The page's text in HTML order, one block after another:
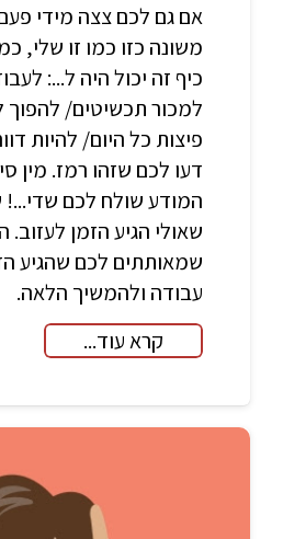
אם גם לכם צצה מידי
משונה כזו כמו זו שלי,
כיף זה יכול היה ל...:
למכור תכשיטים/ להפוך
פיצות כל היום/ להיות
דעו לכם שזהו רמז. מין
המודע שולח לכם שדי...!
שמאותתים לכם שהגיע
עבודה ולהמשיך הלאה.
קרא עוד...